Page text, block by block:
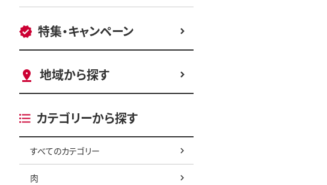
特集・キャンペーン
地域から探す
カテゴリーから探す
すべてのカテゴリー
肉